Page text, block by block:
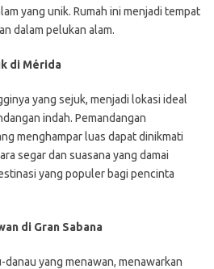
yang unik. Rumah ini menjadi tempat
dalam pelukan alam.
di Mérida
yang sejuk, menjadi lokasi ideal
indah. Pemandangan
menghampar luas dapat dinikmati
segar dan suasana yang damai
yang populer bagi pencinta
di Gran Sabana
danau yang menawan, menawarkan